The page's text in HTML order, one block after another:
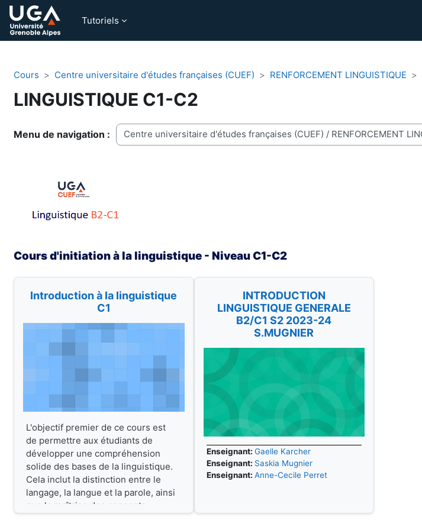
Passer au contenu principal
Tutoriels
Cours Centre universitaire d'études françaises (CUEF) RENFORCEMENT LINGUISTIQUE
LINGUISTIQUE C1-C2
Catégories de cours
Cours d'initiation à la linguistique - Niveau C1-C2
Introduction à la linguistique
C1
L'objectif premier de ce cours est
de permettre aux étudiants de
développer une compréhension
solide des bases de la linguistique.
Cela inclut la distinction entre le
langage, la langue et la parole, ainsi
que la maîtrise des concepts
INTRODUCTION
LINGUISTIQUE GENERALE
B2/C1 S2 2023-24
S.MUGNIER
Enseignant: Gaelle Karcher
Enseignant: Saskia Mugnier
Enseignant: Anne-Cecile Perret